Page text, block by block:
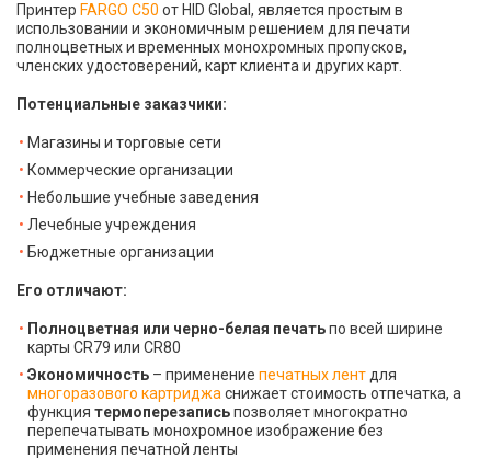
Принтер FARGO C50 от HID Global, является простым в
использовании и экономичным решением для печати
полноцветных и временных монохромных пропусков,
членских удостоверений, карт клиента и других карт.
Потенциальные заказчики:
Магазины и торговые сети
Коммерческие организации
Небольшие учебные заведения
Лечебные учреждения
Бюджетные организации
Его отличают:
Полноцветная или черно-белая печатьпо всей ширине
карты CR79 или CR80
Экономичность – применение печатных лент для
многоразового картриджа снижает стоимость отпечатка, а
функция термоперезаписьпозволяет многократно
перепечатывать монохромное изображение без
применения печатной ленты